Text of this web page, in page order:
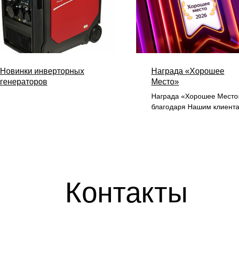
Новинки инверторных
генераторов
Награда «Хорошее
Место»
Награда «Хорошее
благодаря Нашим
Контакты